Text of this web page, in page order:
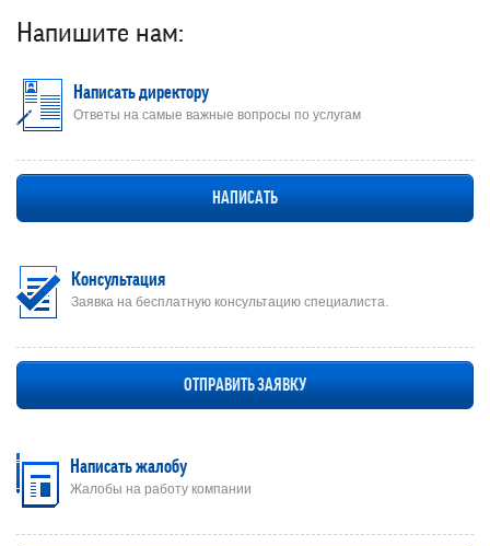
Напишите нам:
Написать директору
Ответы на самые важные вопросы по услугам
НАПИСАТЬ
Консультация
Заявка на бесплатную консультацию специалиста.
ОТПРАВИТЬ ЗАЯВКУ
Написать жалобу
Жалобы на работу компании